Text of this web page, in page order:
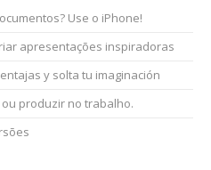
Use o iPhone!
apresentações inspiradoras
y solta tu imaginación
produzir no trabalho.